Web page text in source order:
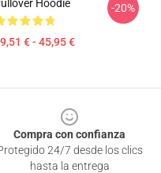
Hoodie
€ - 45,95 €
-20%
Compra con confianza
24/7 desde los clics
hasta la entrega